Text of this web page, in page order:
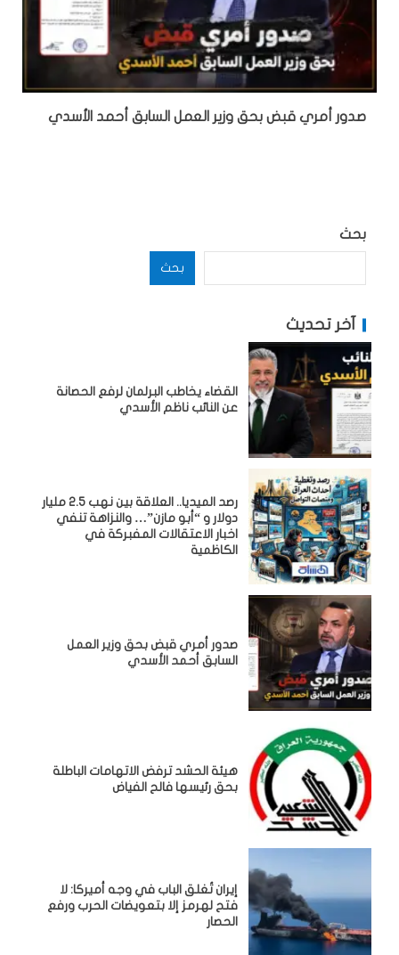
صدور أمري قبض بحق وزير العمل السابق أحمد الأسدي
بحث
بحث
آخر تحديث
القضاء يخاطب البرلمان لرفع الحصانة
عن النائب ناظم الأسدي
رصد الميديا.. العلاقة بين نهب 2.5 مليار
دولار و “أبو مازن”… والنزاهة تنفي
اخبار الاعتقالات المفبركة في
الكاظمية
صدور أمري قبض بحق وزير العمل
السابق أحمد الأسدي
هيئة الحشد ترفض الاتهامات الباطلة
بحق رئيسها فالح الفياض
إيران تُغلق الباب في وجه أميركا: لا
فتح لهرمز إلا بتعويضات الحرب ورفع
الحصار